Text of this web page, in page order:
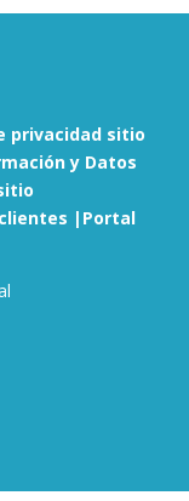
privacidad sitio
y Datos
| Portal